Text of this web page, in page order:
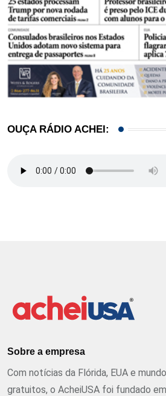
OUÇA RÁDIO ACHEI:
Sobre a empresa
Com notícias da Flórida, EUA e
gratuitos, o AcheiUSA foi fundado